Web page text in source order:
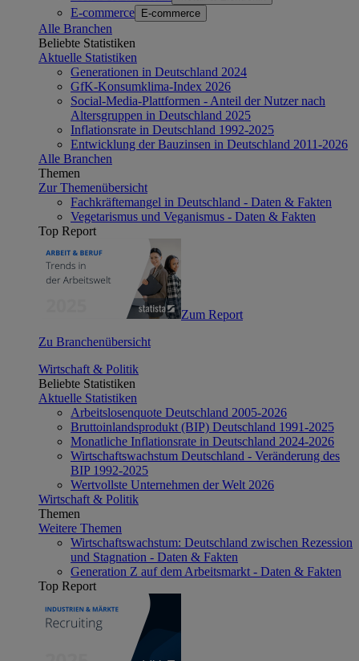
E-commerce E-commerce
Alle Branchen
Beliebte Statistiken
Aktuelle Statistiken
Generationen in Deutschland 2024
GfK-Konsumklima-Index 2026
Social-Media-Plattformen - Anteil der Nutzer nach
Altersgruppen in Deutschland 2025
Inflationsrate in Deutschland 1992-2025
Entwicklung der Bauzinsen in Deutschland 2011-2026
Alle Branchen
Themen
Zur Themenübersicht
Fachkräftemangel in Deutschland - Daten & Fakten
Vegetarismus und Veganismus - Daten & Fakten
Top Report
Zum Report
Zu Branchenübersicht
Wirtschaft & Politik
Beliebte Statistiken
Aktuelle Statistiken
Arbeitslosenquote Deutschland 2005-2026
Bruttoinlandsprodukt (BIP) Deutschland 1991-2025
Monatliche Inflationsrate in Deutschland 2024-2026
Wirtschaftswachstum Deutschland - Veränderung des
BIP 1992-2025
Wertvollste Unternehmen der Welt 2026
Wirtschaft & Politik
Themen
Weitere Themen
Wirtschaftswachstum: Deutschland zwischen Rezession
und Stagnation - Daten & Fakten
Generation Z auf dem Arbeitsmarkt - Daten & Fakten
Top Report